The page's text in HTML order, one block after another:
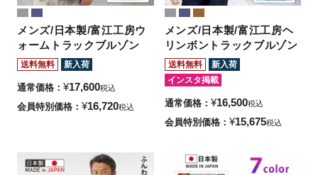
メンズ/日本製/富江工房ウ
ォームトラックブルゾン
送料無料 新入荷
通常価格 ¥17,600税込
会員特別価格 ¥16,720税込
メンズ/日本製/富江工房ヘ
リンボントラックブルゾン
送料無料
新入荷
インスタ掲載
通常価格 ¥16,500税込
会員特別価格 ¥15,675税込